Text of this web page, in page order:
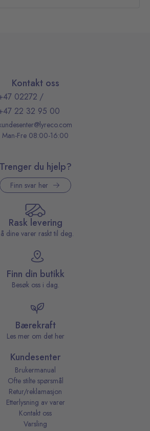
Kontakt oss
02272 /
22 32 95 00
Man-Fre 08:00-16:00
Trenger du hjelp?
Finn svar her
Rask levering
dine varer raskt til deg.
Finn din butikk
Besøk oss i dag.
Bærekraft
Les mer om det her
Kundesenter
Brukermanual
Ofte stilte spørsmål
Retur/reklamasjon
Etterlysning av varer
Kontakt oss
Varsling